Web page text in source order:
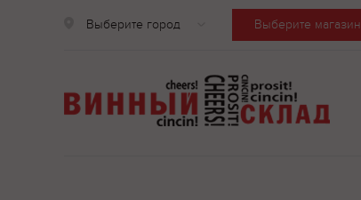
Выберите город Выберите магазин